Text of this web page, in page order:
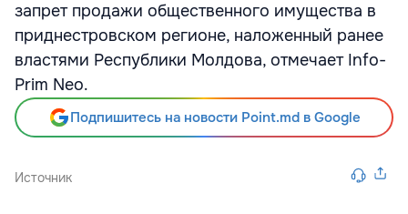
запрет продажи общественного имущества в
приднестровском регионе, наложенный ранее
властями Республики Молдова, отмечает Info-
Prim Neo.
Подпишитесь на новости Point.md в Google
Источник